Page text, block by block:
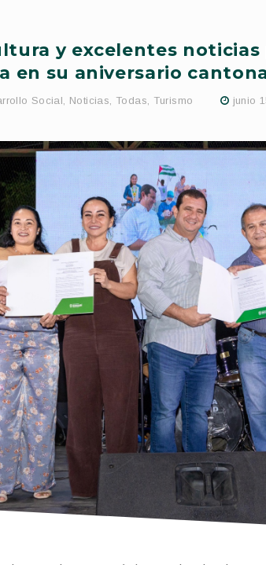
y excelentes noticias
en su aniversario
Social, Noticias, Todas, Turismo junio